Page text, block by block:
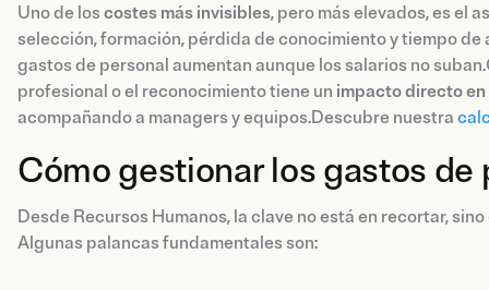
Uno de los costes más invisibles, pero más elevados, es el
selección, formación, pérdida de conocimiento y tiempo
gastos de personal aumentan aunque los salarios no
profesional o el reconocimiento tiene un impacto directo
acompañando a managers y equipos.Descubre nuestra
Cómo gestionar los gastos
Desde Recursos Humanos, la clave no está en recortar,
Algunas palancas fundamentales son: